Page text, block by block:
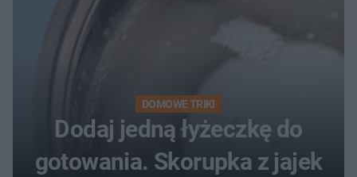
DOMOWE TRIKI
Dodaj jedną łyżeczkę do
gotowania. Skorupka z jajek